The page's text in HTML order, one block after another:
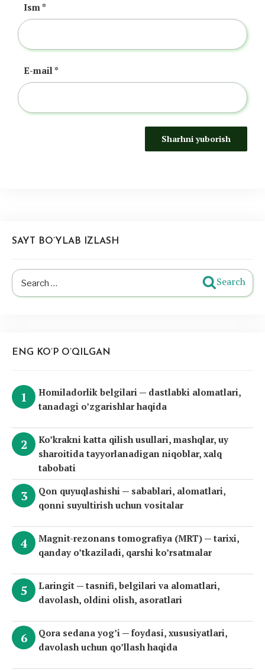
Ism *
E-mail *
SAYT BO’YLAB IZLASH
Search
for:
Search
ENG KO’P O’QILGAN
Homiladorlik belgilari — dastlabki alomatlari,
tanadagi o’zgarishlar haqida
Ko’krakni katta qilish usullari, mashqlar, uy
sharoitida tayyorlanadigan niqoblar, xalq
tabobati
Qon quyuqlashishi — sabablari, alomatlari,
qonni suyultirish uchun vositalar
Magnit-rezonans tomografiya (MRT) — tarixi,
qanday o’tkaziladi, qarshi ko’rsatmalar
Laringit — tasnifi, belgilari va alomatlari,
davolash, oldini olish, asoratlari
Qora sedana yog’i — foydasi, xususiyatlari,
davolash uchun qo’llash haqida